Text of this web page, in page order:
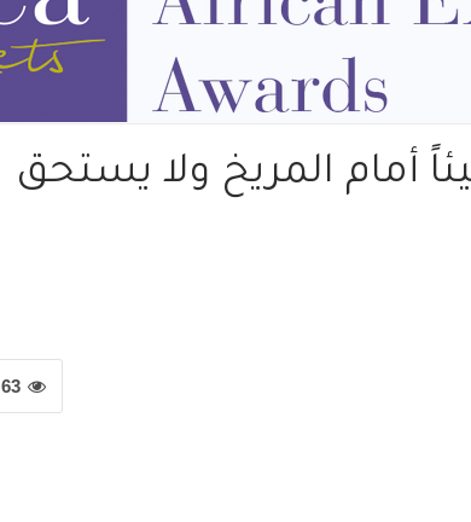
أمام المريخ ولا يستحق
63